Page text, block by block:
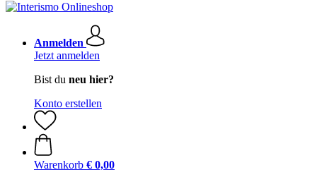
Anmelden
Jetzt anmelden
Bist du neu hier?
Konto erstellen
Warenkorb € 0,00